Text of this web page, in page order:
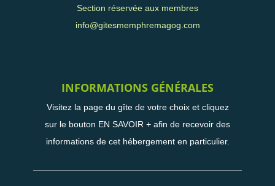
Section réservée aux membres
info@gitesmemphremagog.com
INFORMATIONS GÉNÉRALES
Visitez la page du gîte de votre choix et cliquez
sur le bouton EN SAVOIR + afin de recevoir des
informations de cet hébergement en particulier.